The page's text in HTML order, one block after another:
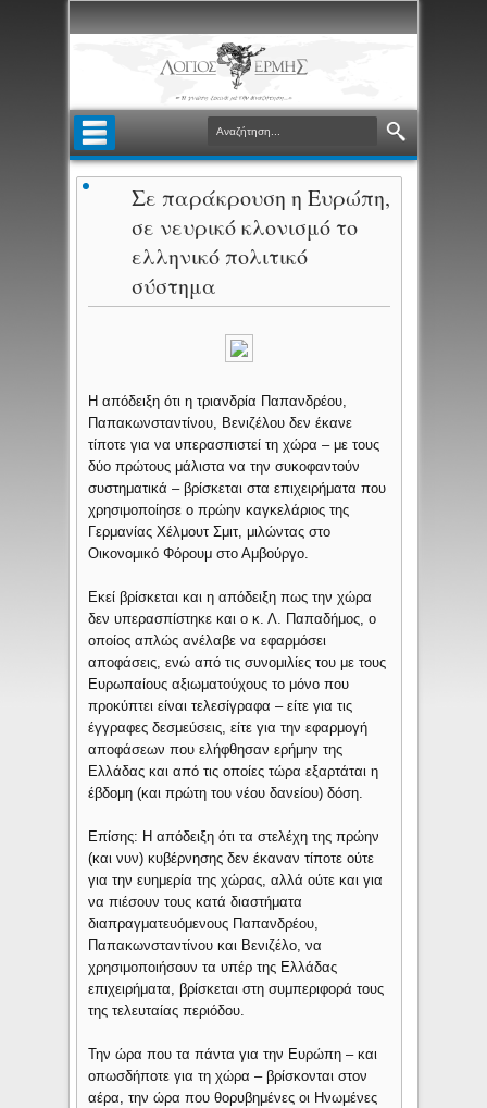
Σε παράκρουση η Ευρώπη,
σε νευρικό κλονισμό το
ελληνικό πολιτικό
σύστημα
Η απόδειξη ότι η τριανδρία Παπανδρέου,
Παπακωνσταντίνου, Βενιζέλου δεν έκανε
τίποτε για να υπερασπιστεί τη χώρα – με τους
δύο πρώτους μάλιστα να την συκοφαντούν
συστηματικά – βρίσκεται στα επιχειρήματα που
χρησιμοποίησε ο πρώην καγκελάριος της
Γερμανίας Χέλμουτ Σμιτ, μιλώντας στο
Οικονομικό Φόρουμ στο Αμβούργο.
Εκεί βρίσκεται και η απόδειξη πως την χώρα
δεν υπερασπίστηκε και ο κ. Λ. Παπαδήμος, ο
οποίος απλώς ανέλαβε να εφαρμόσει
αποφάσεις, ενώ από τις συνομιλίες του με τους
Ευρωπαίους αξιωματούχους το μόνο που
προκύπτει είναι τελεσίγραφα – είτε για τις
έγγραφες δεσμεύσεις, είτε για την εφαρμογή
αποφάσεων που ελήφθησαν ερήμην της
Ελλάδας και από τις οποίες τώρα εξαρτάται η
έβδομη (και πρώτη του νέου δανείου) δόση.
Επίσης: Η απόδειξη ότι τα στελέχη της πρώην
(και νυν) κυβέρνησης δεν έκαναν τίποτε ούτε
για την ευημερία της χώρας, αλλά ούτε και για
να πιέσουν τους κατά διαστήματα
διαπραγματευόμενους Παπανδρέου,
Παπακωνσταντίνου και Βενιζέλο, να
χρησιμοποιήσουν τα υπέρ της Ελλάδας
επιχειρήματα, βρίσκεται στη συμπεριφορά τους
της τελευταίας περιόδου.
Την ώρα που τα πάντα για την Ευρώπη – και
οπωσδήποτε για τη χώρα – βρίσκονται στον
αέρα, την ώρα που θορυβημένες οι Ηνωμένες